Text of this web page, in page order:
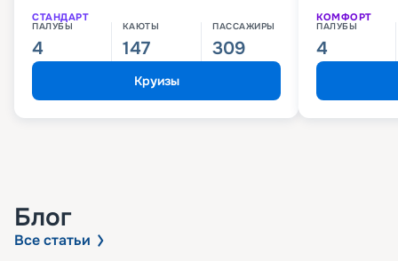
СТАНДАРТ
ПАЛУБЫ
4
КАЮТЫ
147
ПАССАЖИРЫ
309
Круизы
КОМФОРТ
ПАЛУБЫ
4
Блог
Все статьи